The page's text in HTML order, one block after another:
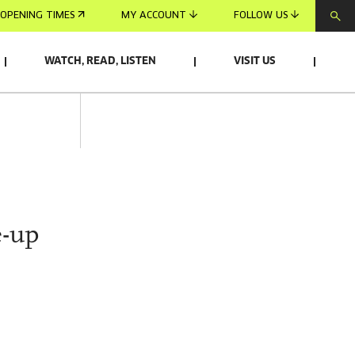
TIMES MY ACCOUNT FOLLOW US
WATCH, READ, LISTEN VISIT US
up